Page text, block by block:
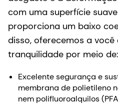
Excelente segurança e
membrana de polietileno
nem polifluoroalquilos
Integração perfeita com
nylon, para atender a
Suporte regulatório
de seus dispositivos
biocompatibilidade e